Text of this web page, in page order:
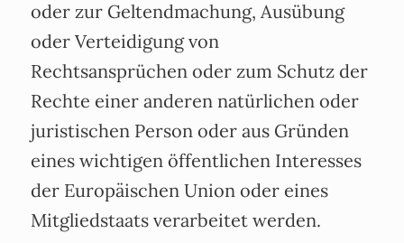
oder zur Geltendmachung, Ausübung
oder Verteidigung von
Rechtsansprüchen oder zum Schutz der
Rechte einer anderen natürlichen oder
juristischen Person oder aus Gründen
eines wichtigen öffentlichen Interesses
der Europäischen Union oder eines
Mitgliedstaats verarbeitet werden.